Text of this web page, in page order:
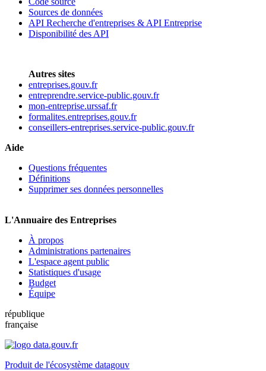
Sources de données
API Recherche d'entreprises & API Entreprise
Disponibilité des API
Autres sites
entreprises.gouv.fr
entreprendre.service-public.gouv.fr
mon-entreprise.urssaf.fr
formalites.entreprises.gouv.fr
conseillers-entreprises.service-public.gouv.fr
Aide
Questions fréquentes
Définitions
Supprimer ses données personnelles
L'Annuaire des Entreprises
À propos
Administrations partenaires
L'espace agent public
Statistiques d'usage
Budget
Équipe
république
française
Produit de l'écosystème datagouv